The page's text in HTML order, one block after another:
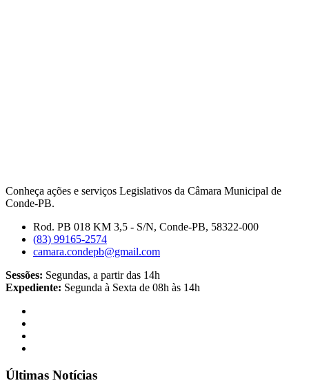
Conheça ações e serviços Legislativos da Câmara Municipal de
Conde-PB.
Rod. PB 018 KM 3,5 - S/N, Conde-PB, 58322-000
(83) 99165-2574
camara.condepb@gmail.com
Sessões: Segundas, a partir das 14h
Expediente: Segunda à Sexta de 08h às 14h
Últimas Notícias